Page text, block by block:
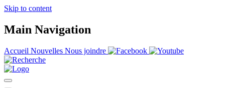
Skip to content
Main Navigation
Accueil Nouvelles Nous joindre